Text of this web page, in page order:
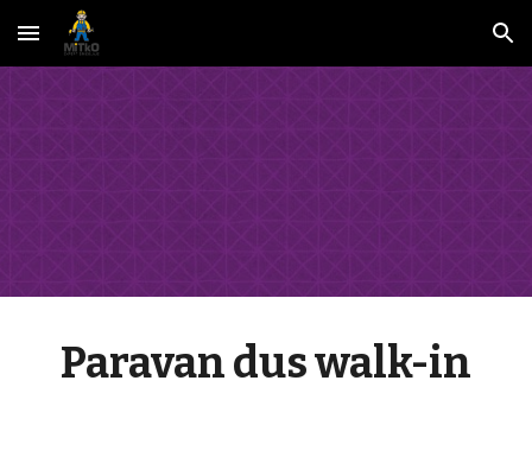
Skip to main content Skip to navigation
Paravan dus walk-in